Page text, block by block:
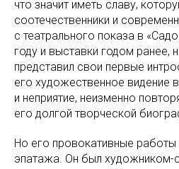
что значит иметь славу,
соотечественники и
с театрального показа в
году и выставки годом ранее,
представил свои первые
его художественное видение
и неприятие, неизменно
его долгой творческой
Но его провокативные работы
эпатажа. Он был художником-